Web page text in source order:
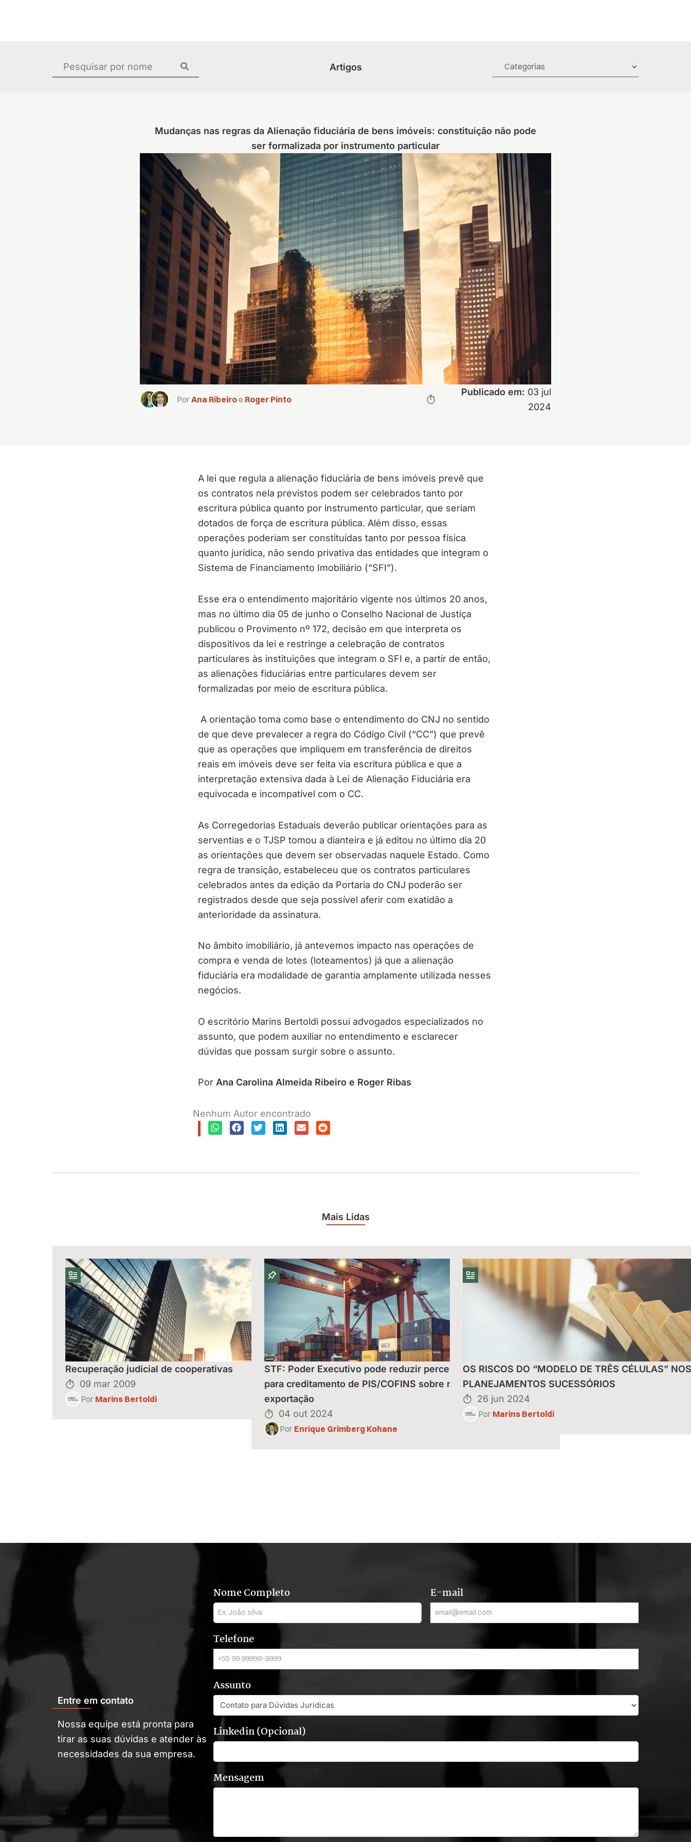
Artigos
Mudanças nas regras da Alienação fiduciária de bens imóveis: constituição não pode
ser formalizada por instrumento particular
PorAna Ribeiroe Roger Pinto
Publicado em: 03 jul
2024
A lei que regula a alienação fiduciária de bens imóveis prevê que
os contratos nela previstos podem ser celebrados tanto por
escritura pública quanto por instrumento particular, que seriam
dotados de força de escritura pública. Além disso, essas
operações poderiam ser constituídas tanto por pessoa física
quanto jurídica, não sendo privativa das entidades que integram o
Sistema de Financiamento Imobiliário (“SFI”).
Esse era o entendimento majoritário vigente nos últimos 20 anos,
mas no último dia 05 de junho o Conselho Nacional de Justiça
publicou o Provimento nº 172, decisão em que interpreta os
dispositivos da lei e restringe a celebração de contratos
particulares às instituições que integram o SFI e, a partir de então,
as alienações fiduciárias entre particulares devem ser
formalizadas por meio de escritura pública.
A orientação toma como base o entendimento do CNJ no sentido
de que deve prevalecer a regra do Código Civil (“CC”) que prevê
que as operações que impliquem em transferência de direitos
reais em imóveis deve ser feita via escritura pública e que a
interpretação extensiva dada à Lei de Alienação Fiduciária era
equivocada e incompatível com o CC.
As Corregedorias Estaduais deverão publicar orientações para as
serventias e o TJSP tomou a dianteira e já editou no último dia 20
as orientações que devem ser observadas naquele Estado. Como
regra de transição, estabeleceu que os contratos particulares
celebrados antes da edição da Portaria do CNJ poderão ser
registrados desde que seja possível aferir com exatidão a
anterioridade da assinatura.
No âmbito imobiliário, já antevemos impacto nas operações de
compra e venda de lotes (loteamentos) já que a alienação
fiduciária era modalidade de garantia amplamente utilizada nesses
negócios.
O escritório Marins Bertoldi possui advogados especializados no
assunto, que podem auxiliar no entendimento e esclarecer
dúvidas que possam surgir sobre o assunto.
Por Ana Carolina Almeida Ribeiro e Roger Ribas
Nenhum Autor encontrado
Mais Lidas
Recuperação judicial de cooperativas
09 mar 2009
Por Marins Bertoldi
STF: Poder Executivo pode reduzir percentuais do Reintegra
para creditamento de PIS/COFINS sobre receitas de
exportação
04 out 2024
Por Enrique Grimberg Kohane
OS RISCOS DO “MODELO DE TRÊS CÉLULAS”
PLANEJAMENTOS SUCESSÓRIOS
26 jun 2024
Por Marins Bertoldi
Entre em contato
Nossa equipe está pronta para
tirar as suas dúvidas e atender às
necessidades da sua empresa.
Nome Completo E-mail
Telefone
Assunto
Linkedin (Opcional)
Mensagem